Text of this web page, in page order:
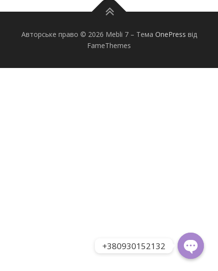
Авторське право © 2026 Mebli 7 – Тема OnePress від
FameThemes